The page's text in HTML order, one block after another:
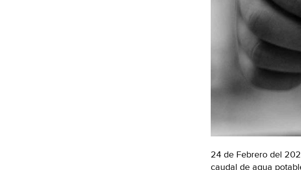
24 de Febrero del
caudal de agua